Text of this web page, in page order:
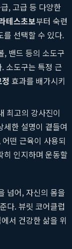
, 고급 등 다양한
테스초보부터 숙련
를 선택할 수 있다.
, 밴드 등의 소도구
소도구는 특정 근
효과를 배가시키
최고의 강사진이
세한 설명이 곁들여
떤 근육이 사용되
히 인지하며 운동할
넘어, 자신의 몸을
다. 뷰릿 코어클럽
서 건강한 삶을 위